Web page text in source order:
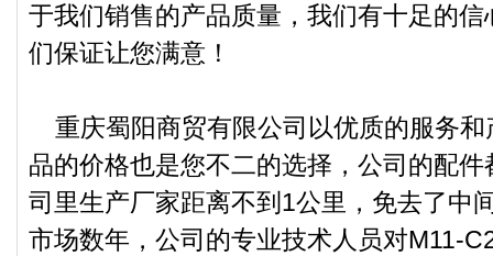
于我们销售的产品质量，我们有十足的
们保证让您满意！
重庆蜀阳商贸有限公司以优质的服务和
品的价格也是您不二的选择，公司的配
司里生产厂家距离不到1公里，免去了中
市场数年，公司的专业技术人员对M11-